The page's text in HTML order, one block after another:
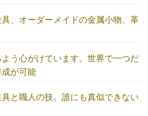
、オーダーメイドの金属小物、革
う心がけています。世界で一つだ
が可能
と職人の技。誰にも真似できない